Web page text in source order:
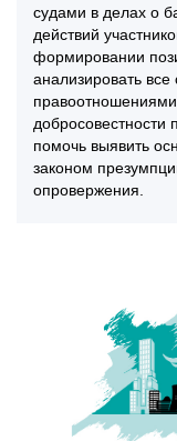
судами в делах о
действий
формировании
анализировать
правоотношениями
добросовестности
помочь выявить
законом
опровержения.